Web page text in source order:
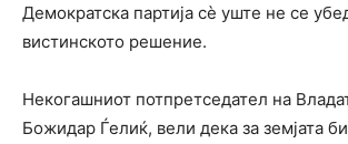
Демократска партија сѐ уште не се
вистинското решение.
Некогашниот потпретседател на
Божидар Ѓелиќ, вели дека за земјата